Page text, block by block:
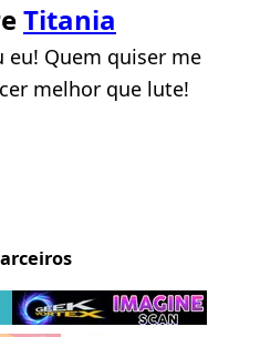
Titania
eu! Quem quiser me
melhor que lute!